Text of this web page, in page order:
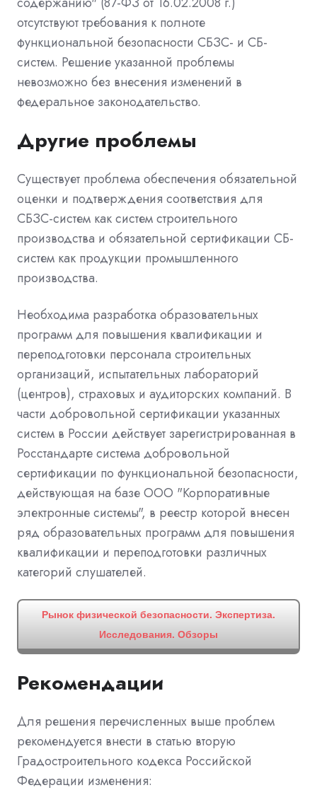
отсутствуют требования к полноте
функциональной безопасности СБЗС- и СБ-
систем. Решение указанной проблемы
невозможно без внесения изменений в
федеральное законодательство.
Другие проблемы
Существует проблема обеспечения обязательной
оценки и подтверждения соответствия для
СБЗС-систем как систем строительного
производства и обязательной сертификации СБ-
систем как продукции промышленного
производства.
Необходима разработка образовательных
программ для повышения квалификации и
переподготовки персонала строительных
организаций, испытательных лабораторий
(центров), страховых и аудиторских компаний. В
части добровольной сертификации указанных
систем в России действует зарегистрированная в
Росстандарте система добровольной
сертификации по функциональной безопасности,
действующая на базе ООО "Корпоративные
электронные системы", в реестр которой внесен
ряд образовательных программ для повышения
квалификации и переподготовки различных
категорий слушателей.
Рынок физической безопасности. Экспертиза.
Исследования. Обзоры
Рекомендации
Для решения перечисленных выше проблем
рекомендуется внести в статью вторую
Градостроительного кодекса Российской
Федерации изменения: